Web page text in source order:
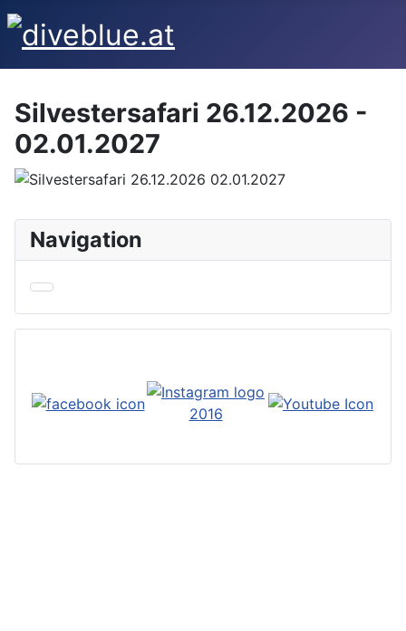
Navigation
Silvestersafari 26.12.2026 -
02.01.2027